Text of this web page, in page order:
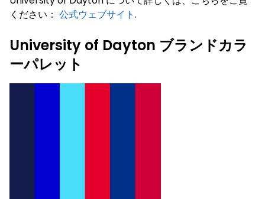
ください： 公式ウェブサイト.
University of Dayton ブランドカラ
ーパレット